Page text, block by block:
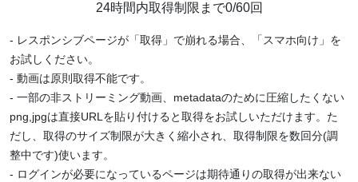
24時間内取得制限まで0/60回
- レスポンシブページが「取得」で崩れる場合、「スマホ向け」を
お試しください。
- 動画は原則取得不能です。
- 一部の非ストリーミング動画、metadataのために圧縮したくない
png,jpgは直接URLを貼り付けると取得をお試しいただけます。た
だし、取得のサイズ制限が大きく縮小され、取得制限を数回分(調
整中です)使います。
- ログインが必要になっているページは期待通りの取得が出来ない